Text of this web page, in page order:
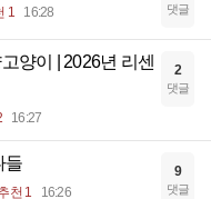
1 16:28 댓글
양이 | 2026년 리센
16:27
2
댓글
들
천 1 16:26
9
댓글